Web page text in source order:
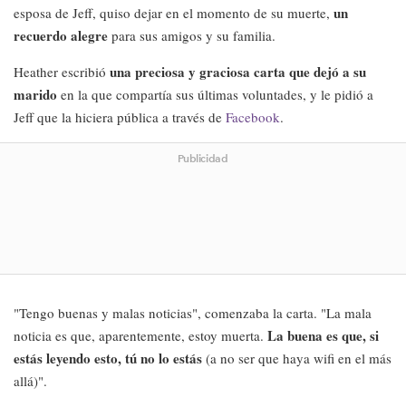
esposa de Jeff, quiso dejar en el momento de su muerte, un
recuerdo alegre para sus amigos y su familia.
Heather escribió una preciosa y graciosa carta que dejó a su
marido en la que compartía sus últimas voluntades, y le pidió a
Jeff que la hiciera pública a través de Facebook.
Publicidad
"Tengo buenas y malas noticias", comenzaba la carta. "La mala
noticia es que, aparentemente, estoy muerta. La buena es que, si
estás leyendo esto, tú no lo estás (a no ser que haya wifi en el más
allá)".